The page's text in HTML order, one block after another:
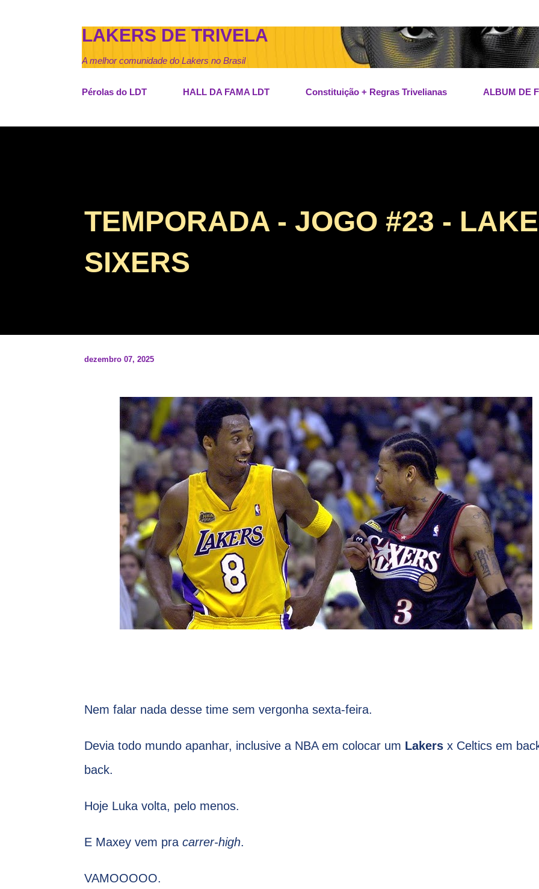
LAKERS DE TRIVELA
A melhor comunidade do Lakers no Brasil
Pérolas do LDT HALL DA FAMA LDT Constituição + Regras Trivelianas ALBUM DE
TEMPORADA - JOGO #23 -
SIXERS
dezembro 07, 2025
Nem falar nada desse time sem vergonha sexta-feira.
Devia todo mundo apanhar, inclusive a NBA em colocar um Lakers x Celtics em
back.
Hoje Luka volta, pelo menos.
E Maxey vem pra carrer-high.
VAMOOOOO.